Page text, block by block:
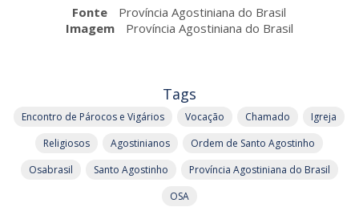
Fonte
Província Agostiniana do Brasil
Imagem
Província Agostiniana do Brasil
Tags
Encontro de Párocos e Vigários Vocação Chamado
Igreja
Religiosos
Agostinianos
Ordem de Santo Agostinho
Osabrasil
Santo Agostinho
Província Agostiniana do Brasil
OSA